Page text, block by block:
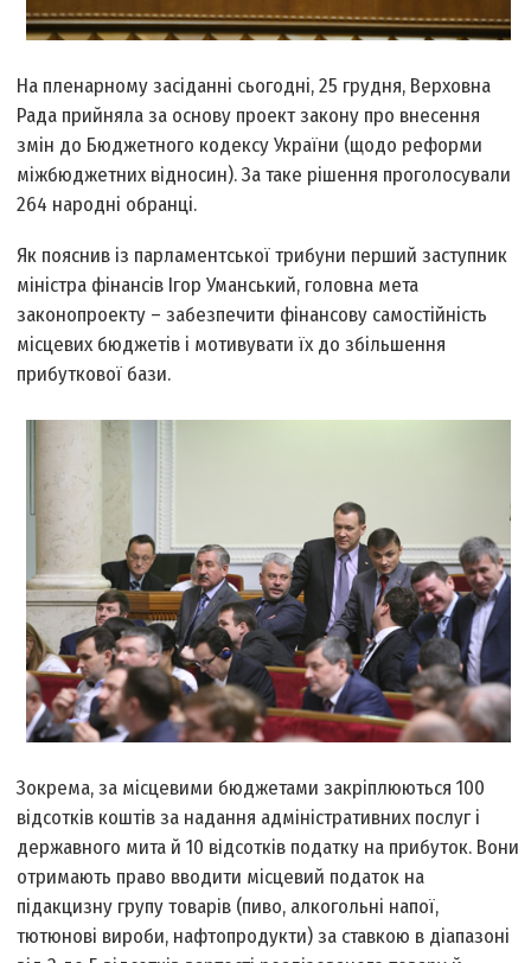
На пленарному засіданні сьогодні, 25 грудня, Верховна
Рада прийняла за основу проект закону про внесення
змін до Бюджетного кодексу України (щодо реформи
міжбюджетних відносин). За таке рішення проголосували
264 народні обранці.
Як пояснив із парламентської трибуни перший заступник
міністра фінансів Ігор Уманський, головна мета
законопроекту – забезпечити фінансову самостійність
місцевих бюджетів і мотивувати їх до збільшення
прибуткової бази.
Зокрема, за місцевими бюджетами закріплюються 100
відсотків коштів за надання адміністративних послуг і
державного мита й 10 відсотків податку на прибуток. Вони
отримають право вводити місцевий податок на
підакцизну групу товарів (пиво, алкогольні напої,
тютюнові вироби, нафтопродукти) за ставкою в діапазоні